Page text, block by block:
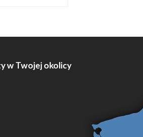
w Twojej okolicy